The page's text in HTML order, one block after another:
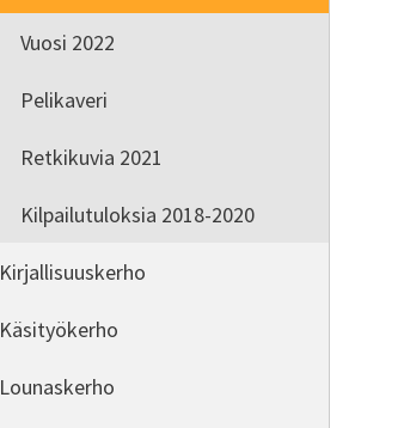
Vuosi 2022
Pelikaveri
Retkikuvia 2021
Kilpailutuloksia 2018-2020
Kirjallisuuskerho
Käsityökerho
Lounaskerho